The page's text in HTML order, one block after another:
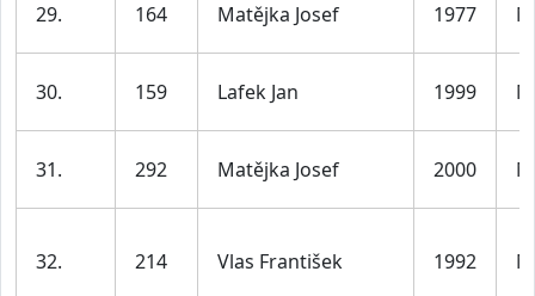
29. 164 Matějka Josef 1977 M
30. 159 Lafek Jan 1999 M
31. 292 Matějka Josef 2000 M
32. 214 Vlas František 1992 M